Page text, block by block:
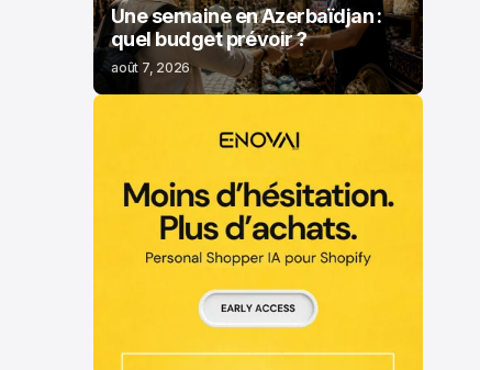
Une semaine en Azerbaïdjan :
quel budget prévoir ?
août 7, 2026